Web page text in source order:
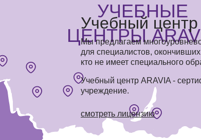
Учебный центр
Мы предлагаем
для специалистов,
кто не имеет специального
Учебный центр ARAVIA -
учреждение.
смотреть лицензию
УЧЕБНЫЕ
ЦЕНТРЫ